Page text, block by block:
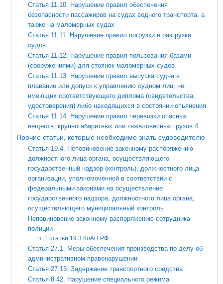
Статья 11.10. Нарушение правил обеспечения
безопасности пассажиров на судах водного транспорта, а
также на маломерных судах
Статья 11.11. Нарушение правил погрузки и разгрузки
судов
Статья 11.12. Нарушение правил пользования базами
(сооружениями) для стоянок маломерных судов
Статья 11.13. Нарушение правил выпуска судна в
плавание или допуск к управлению судном лиц, не
имеющих соответствующего диплома (свидетельства,
удостоверения) либо находящихся в состоянии опьянения
Статья 11.14. Нарушение правил перевозки опасных
веществ, крупногабаритных или тяжеловесных грузов 4
Прочие статьи, которые необходимо знать судоводителю
Статья 19.4. Неповиновение законному распоряжению
должностного лица органа, осуществляющего
государственный надзор (контроль), должностного лица
организации, уполномоченной в соответствии с
федеральными законами на осуществление
государственного надзора, должностного лица органа,
осуществляющего муниципальный контроль
Неповиновение законному распоряжению сотрудника
полиции
ч. 1 статьи 19.3 КоАП РФ
Статья 27.1. Меры обеспечения производства по делу об
административном правонарушении
Статья 27.13. Задержание транспортного средства
Статья 8.42. Нарушение специального режима